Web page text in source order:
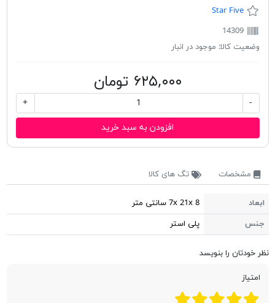
Star Five
14309
وضعیت کالا: موجود در انبار
۶۲۵,۰۰۰ تومان
-
+
افزودن به سبد خرید
مشخصات تگ های کالا
ابعاد
7x 21x 8 سانتی متر
جنس
پلی استر
نظر خودتان را بنویسد
امتیاز